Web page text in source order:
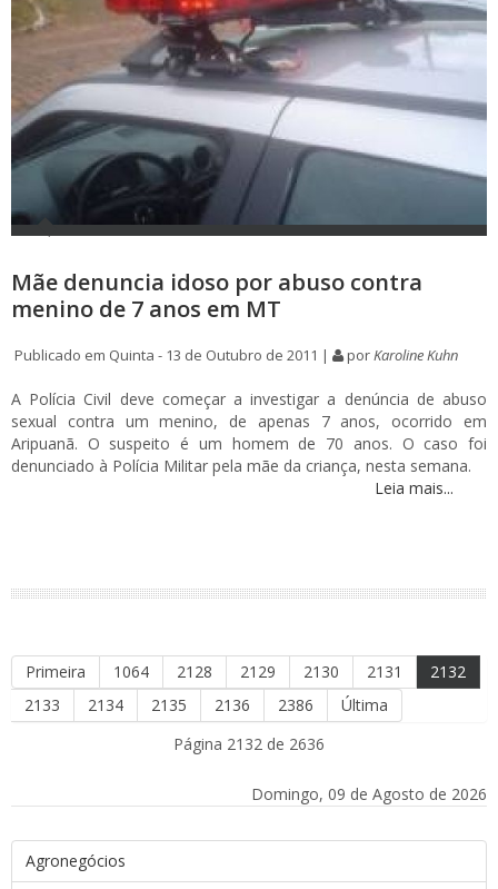
Mãe denuncia idoso por abuso contra
menino de 7 anos em MT
Publicado em Quinta - 13 de Outubro de 2011 | porKaroline Kuhn
A Polícia Civil deve começar a investigar a denúncia de abuso
sexual contra um menino, de apenas 7 anos, ocorrido em
Aripuanã. O suspeito é um homem de 70 anos. O caso foi
denunciado à Polícia Militar pela mãe da criança, nesta semana.
Leia mais...
Primeira 1064 2128 2129 2130 2131
2132
2133
2134 2135 2136 2386
Última
Página 2132 de 2636
Domingo, 09 de Agosto de 2026
Agronegócios